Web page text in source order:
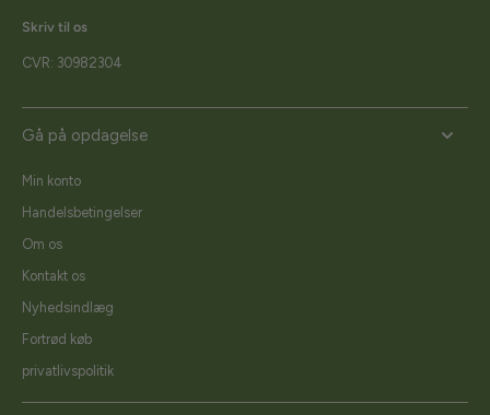
Skriv til os
CVR: 30982304
Gå på opdagelse
Min konto
Handelsbetingelser
Om os
Kontakt os
Nyhedsindlæg
Fortrød køb
privatlivspolitik